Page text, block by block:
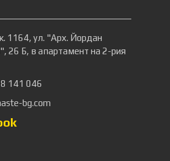
1164, ул. "Арх. Йордан
26 Б, в апартамент на 2-рия
141 046
bg.com